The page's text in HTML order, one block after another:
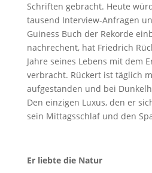
Schriften gebracht. Heute
tausend Interview-Anfragen
Guiness Buch der Rekorde
nachrechent, hat Friedrich
Jahre seines Lebens mit dem
verbracht. Rückert ist täglich
aufgestanden und bei
Den einzigen Luxus, den er
sein Mittagsschlaf und den
Er liebte die Natur